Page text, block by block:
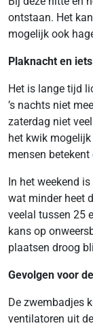
ontstaan. Het
mogelijk ook
Plaknacht en
Het is lange tijd
’s nachts niet
zaterdag niet
het kwik mogelijk
mensen
In het weekend
wat minder heet
veelal tussen 25
kans op
plaatsen droog
Gevolgen voor
De zwembadjes
ventilatoren uit